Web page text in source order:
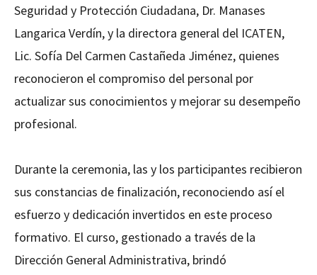
Seguridad y Protección Ciudadana, Dr. Manases
Langarica Verdín, y la directora general del ICATEN,
Lic. Sofía Del Carmen Castañeda Jiménez, quienes
reconocieron el compromiso del personal por
actualizar sus conocimientos y mejorar su desempeño
profesional.
Durante la ceremonia, las y los participantes recibieron
sus constancias de finalización, reconociendo así el
esfuerzo y dedicación invertidos en este proceso
formativo. El curso, gestionado a través de la
Dirección General Administrativa, brindó